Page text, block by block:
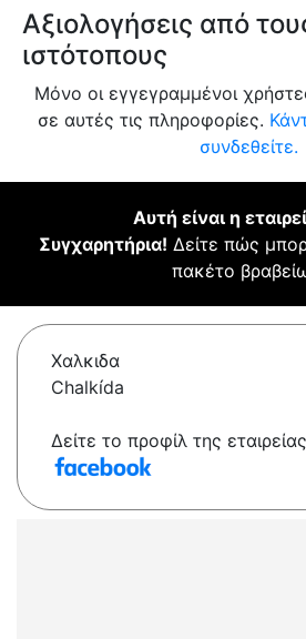
Αξιολογήσεις από
ιστότοπους
Μόνο οι εγγεγραμμένοι
σε αυτές τις πληροφορίες.
συνδεθείτε.
Αυτή είναι η
Συγχαρητήρια! Δείτε πώς
πακέτο
Χαλκιδα
Chalkída
Δείτε το προφίλ της